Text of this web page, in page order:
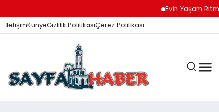
Evin Yaşam Ritmini
İletişimKünyeGizlilik PolitikasıÇerez Politikası